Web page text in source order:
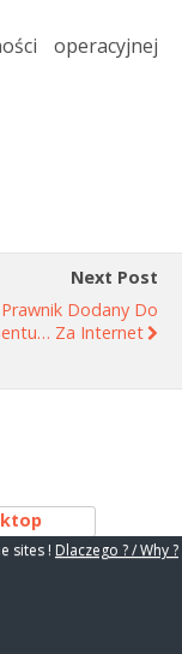
operacyjnej
Next Post
Dodany Do
Za Internet
sites ! Dlaczego ? / Why ?